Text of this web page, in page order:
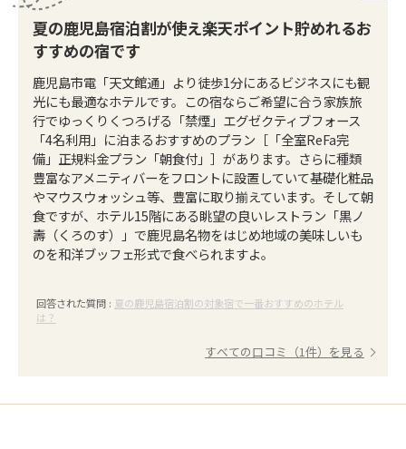
夏の鹿児島宿泊割が使え楽天ポイント貯めれるお
すすめの宿です
鹿児島市電「天文館通」より徒歩1分にあるビジネスにも観
光にも最適なホテルです。この宿ならご希望に合う家族旅
行でゆっくりくつろげる「禁煙」エグゼクティブフォース
「4名利用」に泊まるおすすめのプラン［「全室ReFa完
備」正規料金プラン「朝食付」］があります。さらに種類
豊富なアメニティバーをフロントに設置していて基礎化粧品
やマウスウォッシュ等、豊富に取り揃えています。そして朝
食ですが、ホテル15階にある眺望の良いレストラン「黒ノ
壽（くろのす）」で鹿児島名物をはじめ地域の美味しいも
のを和洋ブッフェ形式で食べられますよ。
回答された質問 : 夏の鹿児島宿泊割の対象宿で一番おすすめのホテル
は？
すべての口コミ（1件）を見る